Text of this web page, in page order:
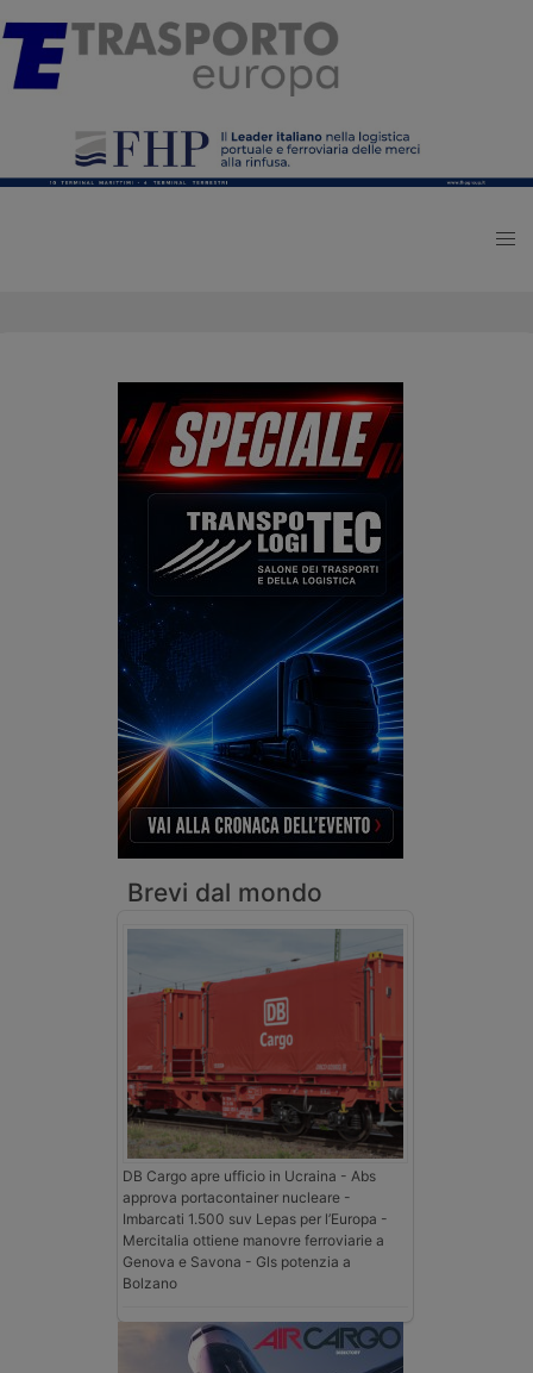
Brevi dal mondo
DB Cargo apre ufficio in Ucraina - Abs
approva portacontainer nucleare -
Imbarcati 1.500 suv Lepas per l’Europa -
Mercitalia ottiene manovre ferroviarie a
Genova e Savona - Gls potenzia a
Bolzano